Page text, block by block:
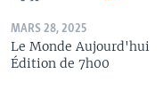
MARS 28, 2025
Le Monde Aujourd'hui
Édition de 7h00